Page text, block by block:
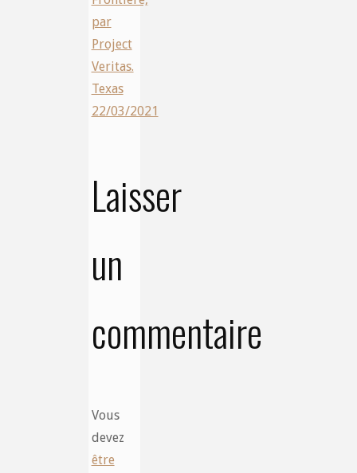
par
Project
Veritas.
Texas
22/03/2021
Laisser
un
commentaire
Vous
devez
être